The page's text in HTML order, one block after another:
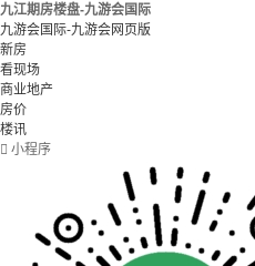
九江期房楼盘-九游会国际
九游会国际-九游会网页版
新房
看现场
商业地产
房价
楼讯
 小程序